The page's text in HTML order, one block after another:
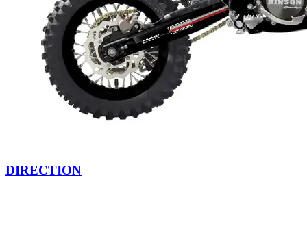
DIRECTION